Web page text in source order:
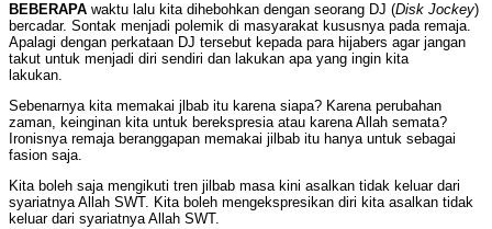
BEBERAPA waktu lalu kita dihebohkan dengan seorang DJ (Disk Jockey)
bercadar. Sontak menjadi polemik di masyarakat kususnya pada remaja.
Apalagi dengan perkataan DJ tersebut kepada para hijabers agar jangan
takut untuk menjadi diri sendiri dan lakukan apa yang ingin kita
lakukan.
Sebenarnya kita memakai jlbab itu karena siapa? Karena perubahan
zaman, keinginan kita untuk berekspresia atau karena Allah semata?
Ironisnya remaja beranggapan memakai jilbab itu hanya untuk sebagai
fasion saja.
Kita boleh saja mengikuti tren jilbab masa kini asalkan tidak keluar dari
syariatnya Allah SWT. Kita boleh mengekspresikan diri kita asalkan tidak
keluar dari syariatnya Allah SWT.